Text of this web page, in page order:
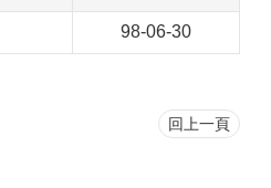
98-06-30
回上一頁